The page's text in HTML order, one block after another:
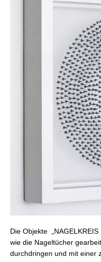
Die Objekte
wie die Nageltücher
durchdringen und mit einer